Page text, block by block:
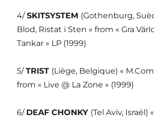
4/SKITSYSTEM (Gothenburg,
Blod, Ristat i Sten » from « Gra
Tankar » LP (1999)
5/TRIST (Liège, Belgique) «
from « Live @ La Zone » (1999)
6/ DEAF CHONKY (Tel Aviv, Israël)